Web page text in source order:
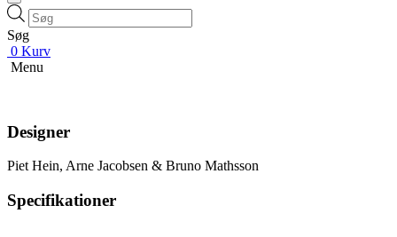
Products
search
Søg
0 Kurv
Menu
Designer
Piet Hein, Arne Jacobsen & Bruno Mathsson
Specifikationer